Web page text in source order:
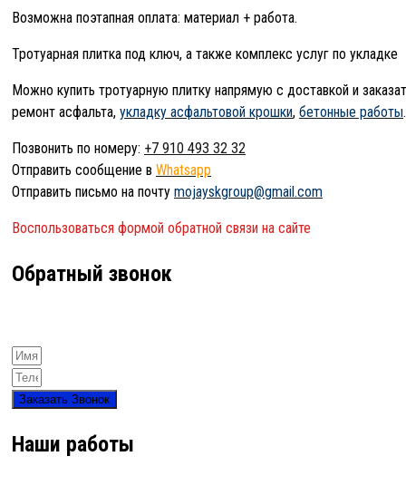
Возможна поэтапная оплата: материал + работа.
Тротуарная плитка под ключ, а также комплекс услуг по укладке
Можно купить тротуарную плитку напрямую с доставкой и
ремонт асфальта, укладку асфальтовой крошки, бетонные работы.
Позвонить по номеру: +7 910 493 32 32
Отправить сообщение в Whatsapp
Отправить письмо на почту mojayskgroup@gmail.com
Воспользоваться формой обратной связи на сайте
Обратный звонок
Заказать Звонок
Наши работы